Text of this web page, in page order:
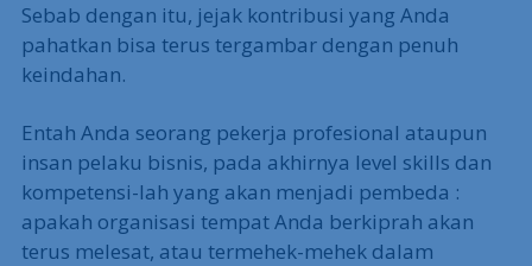
Sebab dengan itu, jejak kontribusi yang Anda
pahatkan bisa terus tergambar dengan penuh
keindahan.
Entah Anda seorang pekerja profesional ataupun
insan pelaku bisnis, pada akhirnya level skills dan
kompetensi-lah yang akan menjadi pembeda :
apakah organisasi tempat Anda berkiprah akan
terus melesat, atau termehek-mehek dalam